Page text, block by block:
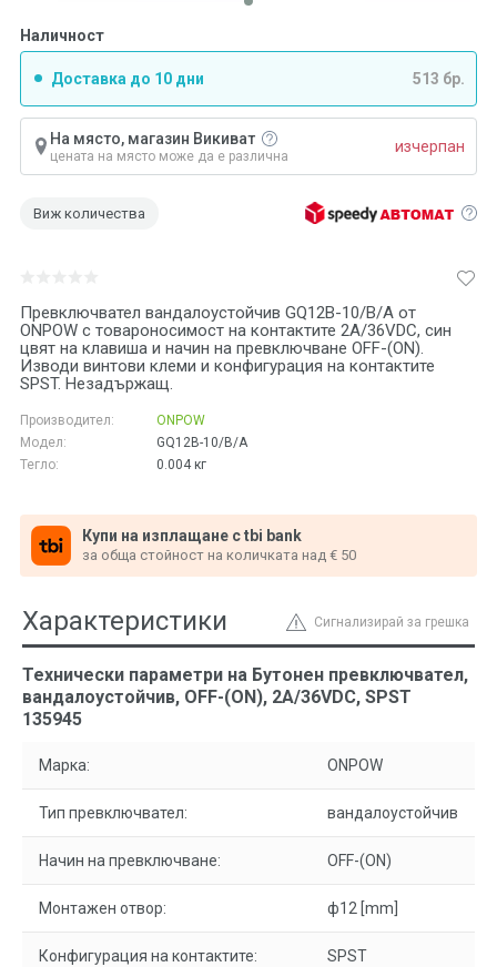
Превключвател вандалоустойчив GQ12B-10/B/A от
ONPOW с товароносимост на контактите 2A/36VDC, син
цвят на клавиша и начин на превключване OFF-(ON).
Изводи винтови клеми и конфигурация на контактите
SPST. Незадържащ.
Производител:
ONPOW
Модел:
GQ12B-10/B/A
Тегло:
0.004кг
Купи на изплащане с tbi bank
за обща стойност на количката над € 50
Наличност
Доставка до 10 дни 513 бр.
На място, магазин Викиват
цената на място може да е различна
изчерпан
Виж количества
Сигнализирай за грешка
Характеристики
Технически параметри на Бутонен превключвател,
вандалоустойчив, OFF-(ON), 2A/36VDC, SPST
135945
Марка: ONPOW
Тип превключвател: вандалоустойчив
Начин на превключване: OFF-(ON)
Монтажен отвор: ф12 [mm]
Конфигурация на контактите: SPST